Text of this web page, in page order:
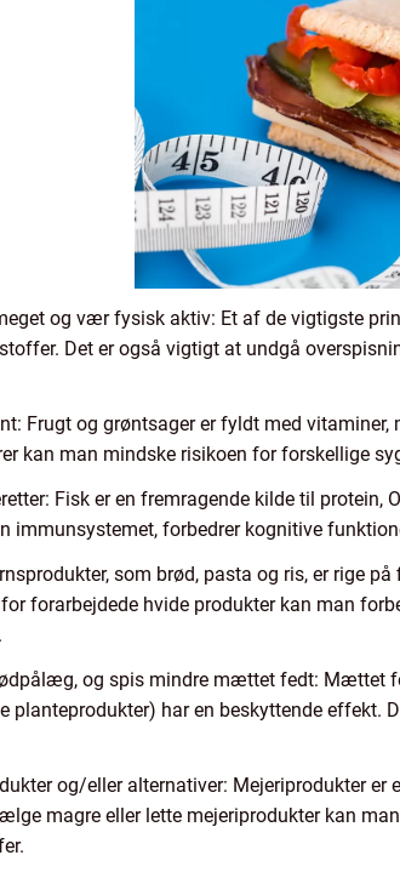
og vær fysisk aktiv: Et af de vigtigste
Det er også vigtigt at undgå
Frugt og grøntsager er fyldt med
kan man mindske risikoen for forskellige
Fisk er en fremragende kilde til
immunsystemet, forbedrer kognitive
som brød, pasta og ris, er rige
forarbejdede hvide produkter kan man
og spis mindre mættet fedt: Mættet
planteprodukter) har en beskyttende
og/eller alternativer: Mejeriprodukter er
magre eller lette mejeriprodukter kan